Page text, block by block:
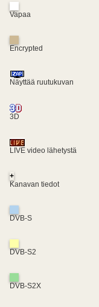
Vapaa
Encrypted
Näyttää ruutukuvan
3D
LIVE video lähetystä
+
Kanavan tiedot
DVB-S
DVB-S2
DVB-S2X